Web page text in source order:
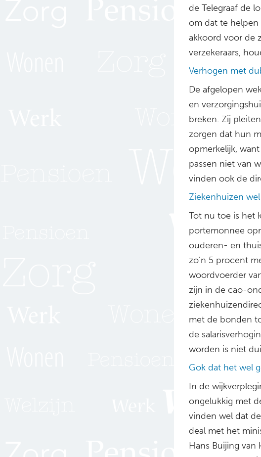
de Telegraaf de
om dat te helpen
akkoord voor de
verzekeraars,
Verhogen met
De afgelopen
en
breken. Zij
zorgen dat hun
opmerkelijk,
passen niet van
vinden ook de
Ziekenhuizen
Tot nu toe is het
portemonnee
ouderen- en
zo’n 5 procent
woordvoerder
zijn in de cao-
met de bonden
de
worden is niet
Gok dat het wel
In de
ongelukkig met
vinden wel dat
deal met het
Hans Buijing van